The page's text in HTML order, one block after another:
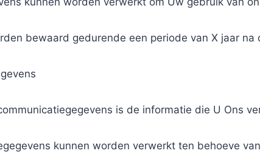
bewaard gedurende een periode van X jaar na
is de informatie die U Ons
kunnen worden verwerkt ten behoeve